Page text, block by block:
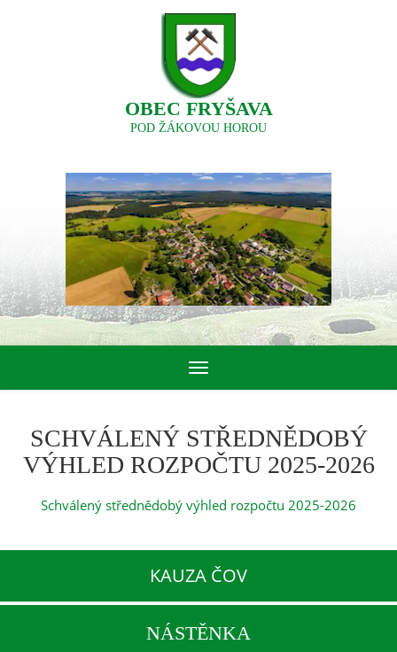
OBEC FRYŠAVA
POD ŽÁKOVOU HOROU
Toggle
navigation
SCHVÁLENÝ STŘEDNĚDOBÝ
VÝHLED ROZPOČTU 2025-2026
Schválený střednědobý výhled rozpočtu 2025-2026
KAUZA ČOV
NÁSTĚNKA